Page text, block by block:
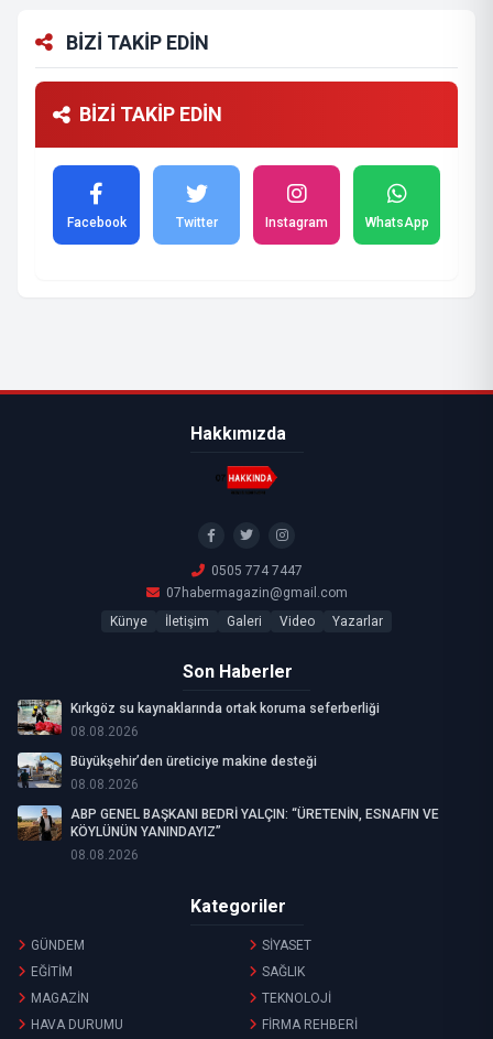
BİZİ TAKİP EDİN
BİZİ TAKİP EDİN
Facebook Twitter Instagram WhatsApp
Hakkımızda
0505 774 7447
07habermagazin@gmail.com
Künye
İletişim Galeri Video Yazarlar
Son Haberler
Kırkgöz su kaynaklarında ortak koruma seferberliği
08.08.2026
Büyükşehir’den üreticiye makine desteği
08.08.2026
ABP GENEL BAŞKANI BEDRİ YALÇIN: “ÜRETENİN, ESNAFIN VE
KÖYLÜNÜN YANINDAYIZ”
08.08.2026
Kategoriler
GÜNDEM
SİYASET
EĞİTİM
SAĞLIK
MAGAZİN
TEKNOLOJİ
HAVA DURUMU
FİRMA REHBERİ